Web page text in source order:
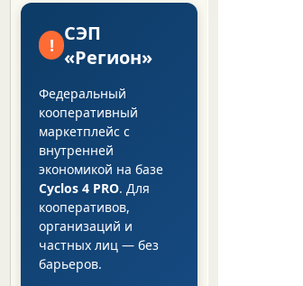
! СЭП
«Регион»
Федеральный
кооперативный
маркетплейс с
внутренней
экономикой на базе
Cyclos 4 PRO. Для
кооперативов,
организаций и
частных лиц — без
барьеров.